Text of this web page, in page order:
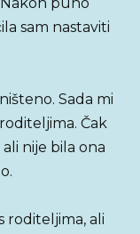
sam nastaviti
Sada mi
Čak
nije bila ona
roditeljima, ali